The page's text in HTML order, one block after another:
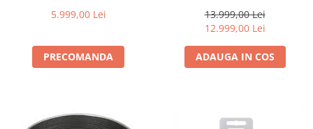
diapozitive 35mm color
negative 35mm alb-negru
negative late 120mm color
Sony E
5.999,00 Lei
PRECOMANDA
13.999,00 Lei
12.999,00 Lei
ADAUGA IN COS